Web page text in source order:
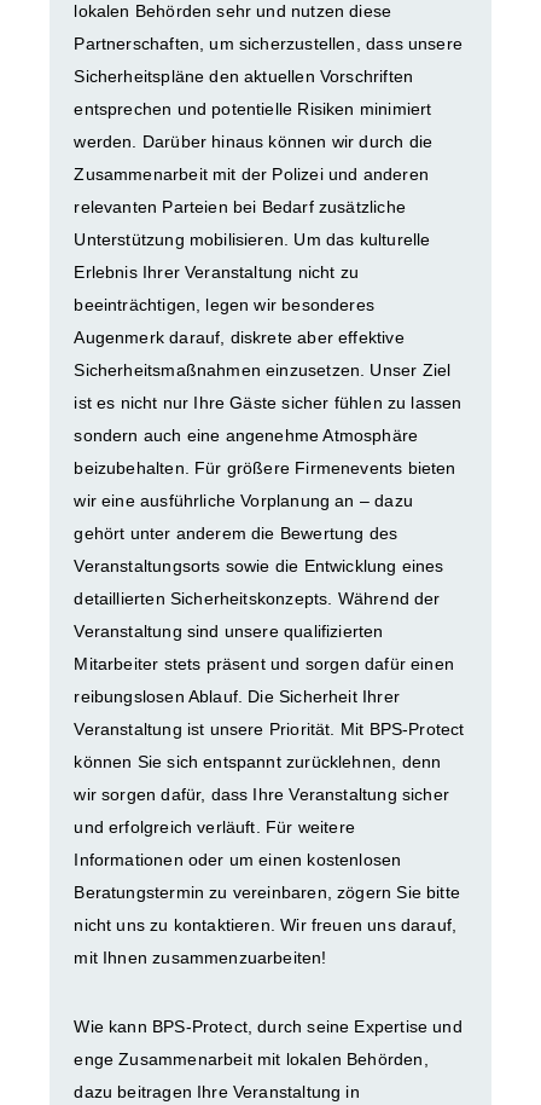
lokalen Behörden sehr und nutzen diese
Partnerschaften, um sicherzustellen, dass unsere
Sicherheitspläne den aktuellen Vorschriften
entsprechen und potentielle Risiken minimiert
werden. Darüber hinaus können wir durch die
Zusammenarbeit mit der Polizei und anderen
relevanten Parteien bei Bedarf zusätzliche
Unterstützung mobilisieren. Um das kulturelle
Erlebnis Ihrer Veranstaltung nicht zu
beeinträchtigen, legen wir besonderes
Augenmerk darauf, diskrete aber effektive
Sicherheitsmaßnahmen einzusetzen. Unser Ziel
ist es nicht nur Ihre Gäste sicher fühlen zu lassen
sondern auch eine angenehme Atmosphäre
beizubehalten. Für größere Firmenevents bieten
wir eine ausführliche Vorplanung an – dazu
gehört unter anderem die Bewertung des
Veranstaltungsorts sowie die Entwicklung eines
detaillierten Sicherheitskonzepts. Während der
Veranstaltung sind unsere qualifizierten
Mitarbeiter stets präsent und sorgen dafür einen
reibungslosen Ablauf. Die Sicherheit Ihrer
Veranstaltung ist unsere Priorität. Mit BPS-Protect
können Sie sich entspannt zurücklehnen, denn
wir sorgen dafür, dass Ihre Veranstaltung sicher
und erfolgreich verläuft. Für weitere
Informationen oder um einen kostenlosen
Beratungstermin zu vereinbaren, zögern Sie bitte
nicht uns zu kontaktieren. Wir freuen uns darauf,
mit Ihnen zusammenzuarbeiten!
Wie kann BPS-Protect, durch seine Expertise und
enge Zusammenarbeit mit lokalen Behörden,
dazu beitragen Ihre Veranstaltung in